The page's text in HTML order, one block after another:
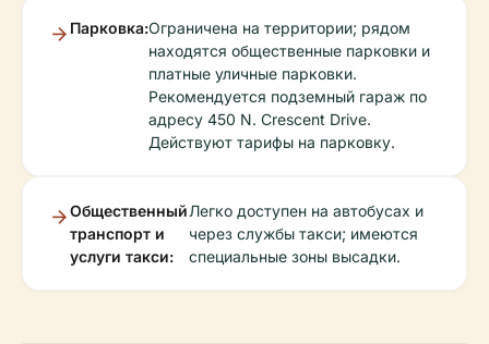
Парковка:Ограничена на территории; рядом
находятся общественные парковки и
платные уличные парковки.
Рекомендуется подземный гараж по
адресу 450 N. Crescent Drive.
Действуют тарифы на парковку.
Общественный
транспорт и
услуги такси:
Легко доступен на автобусах и
через службы такси; имеются
специальные зоны высадки.